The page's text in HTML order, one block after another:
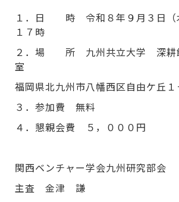
１．日 時 令和８年９月３日（
１７時
２．場 所 九州共立大学 深耕
室
福岡県北九州市八幡西区自由ケ丘１
３．参加費 無料
４．懇親会費 ５，０００円
関西ベンチャー学会九州研究部会
主査 金津 謙